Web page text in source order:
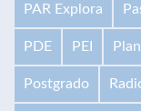
PAR Explora
PDE PEI
Postgrado